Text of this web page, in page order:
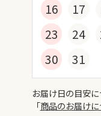
16
17
23
24
30
31
お届け日の目安
「商品のお届け